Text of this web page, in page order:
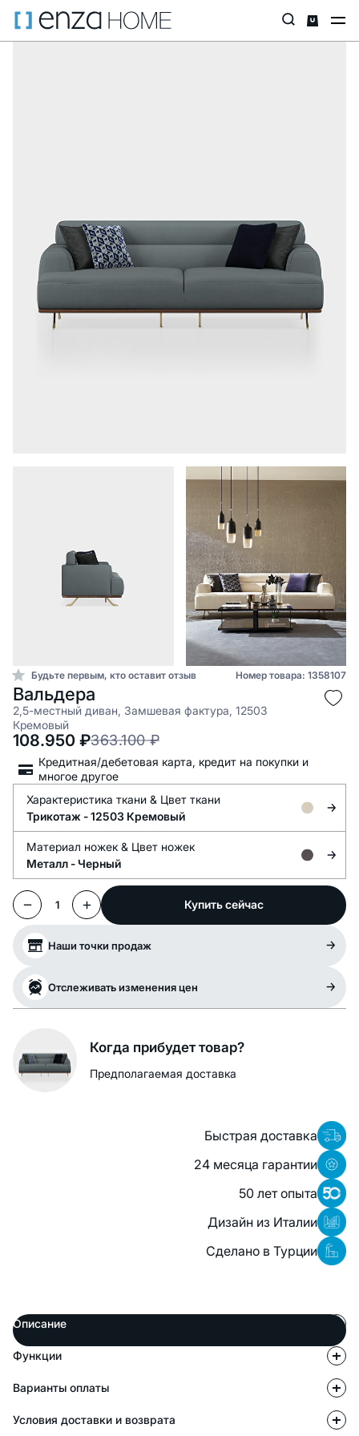
Главная страница Диваны Трехместные
Будьте первым, кто оставит отзыв Номер товара: 1358107
Вальдера
2,5-местный диван, Замшевая фактура, 12503
Кремовый
363.100 ₽
108.950 ₽
Кредитная/дебетовая карта, кредит на покупки и
многое другое
Характеристика ткани & Цвет ткани
Трикотаж -12503 Кремовый
Материал ножек & Цвет ножек
Металл - Черный
1 Купить сейчас
Наши точки продаж
Отслеживать изменения цен
Когда прибудет товар?
Предполагаемая доставка
Быстрая доставка
24 месяца гарантии
50 лет опыта
Дизайн из Италии
Сделано в Турции
Описание
Функции
Варианты оплаты
Условия доставки и возврата